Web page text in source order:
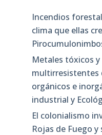
Incendios
clima que ellas
Metales tóxicos y
multirresistentes
orgánicos e
industrial y
El colonialismo
Rojas de Fuego